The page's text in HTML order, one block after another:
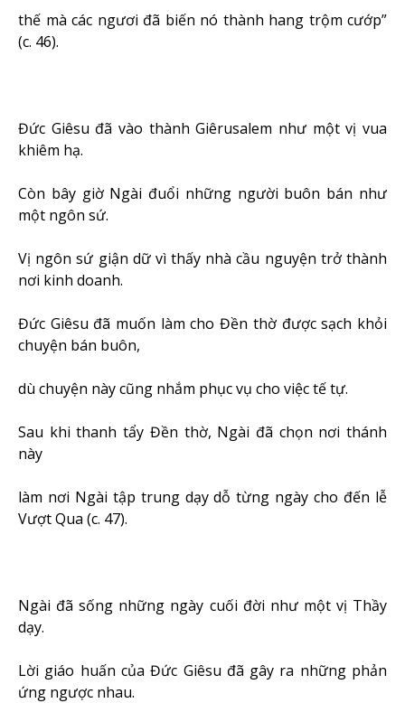
thế mà các ngươi đã biến nó thành hang trộm cướp”
(c. 46).
Đức Giêsu đã vào thành Giêrusalem như một vị vua
khiêm hạ.
Còn bây giờ Ngài đuổi những người buôn bán như
một ngôn sứ.
Vị ngôn sứ giận dữ vì thấy nhà cầu nguyện trở thành
nơi kinh doanh.
Đức Giêsu đã muốn làm cho Đền thờ được sạch khỏi
chuyện bán buôn,
dù chuyện này cũng nhắm phục vụ cho việc tế tự.
Sau khi thanh tẩy Đền thờ, Ngài đã chọn nơi thánh
này
làm nơi Ngài tập trung dạy dỗ từng ngày cho đến lễ
Vượt Qua (c. 47).
Ngài đã sống những ngày cuối đời như một vị Thầy
dạy.
Lời giáo huấn của Đức Giêsu đã gây ra những phản
ứng ngược nhau.